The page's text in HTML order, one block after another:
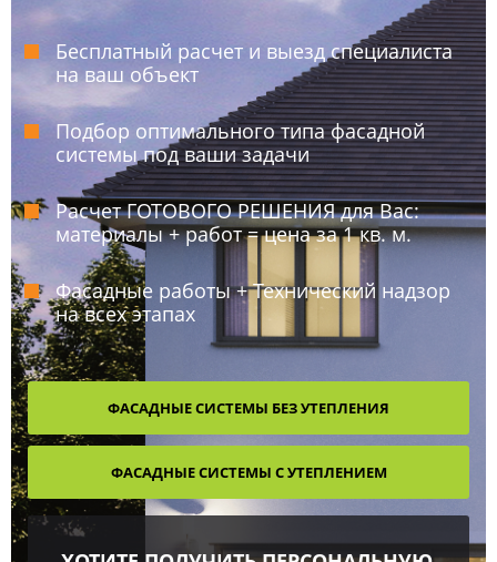
Бесплатный расчет и выезд специалиста
на ваш объект
Подбор оптимального типа фасадной
системы под ваши задачи
Расчет ГОТОВОГО РЕШЕНИЯ для Вас:
материалы + работ = цена за 1 кв. м.
Фасадные работы + Технический надзор
на всех этапах
ФАСАДНЫЕ СИСТЕМЫ БЕЗ УТЕПЛЕНИЯ
ФАСАДНЫЕ СИСТЕМЫ C УТЕПЛЕНИЕМ